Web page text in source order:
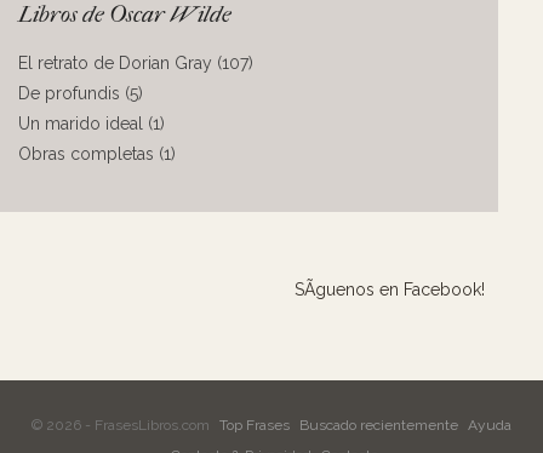
Libros de Oscar Wilde
El retrato de Dorian Gray (107)
De profundis (5)
Un marido ideal (1)
Obras completas (1)
SÃ­guenos en Facebook!
© 2026 - FrasesLibros.com Top Frases Buscado recientemente Ayuda